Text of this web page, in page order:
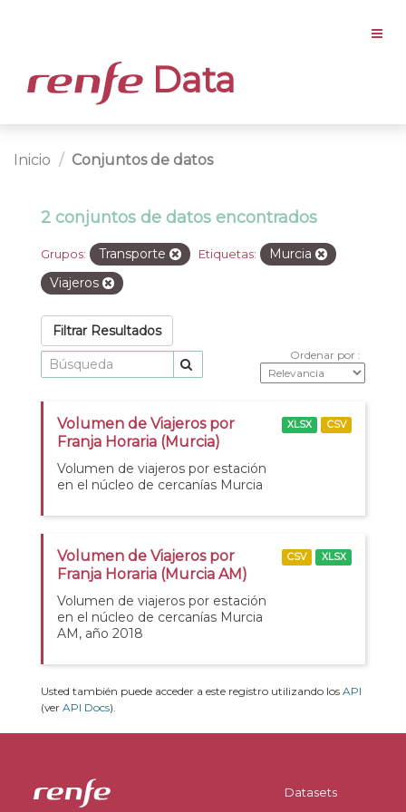
Data
Inicio Conjuntos de datos
2 conjuntos de datos encontrados
Grupos: Transporte Etiquetas:
Murcia
Viajeros
Filtrar Resultados
Ordenar por
Volumen de Viajeros por
Franja Horaria (Murcia)
Volumen de viajeros por estación
en el núcleo de cercanías Murcia
XLSX CSV
Volumen de Viajeros por
Franja Horaria (Murcia AM)
Volumen de viajeros por estación
en el núcleo de cercanías Murcia
AM, año 2018
CSV XLSX
Usted también puede acceder a este registro utilizando los API
(ver API Docs).
Datasets